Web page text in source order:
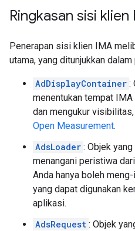
Ringkasan sisi klien
Penerapan sisi klien IMA
utama, yang ditunjukkan dalam
AdDisplayContainer :
menentukan tempat
dan mengukur
Open Measurement.
AdsLoader : Objek
menangani peristiwa
Anda hanya boleh
yang dapat digunakan
aplikasi.
AdsRequest : Objek